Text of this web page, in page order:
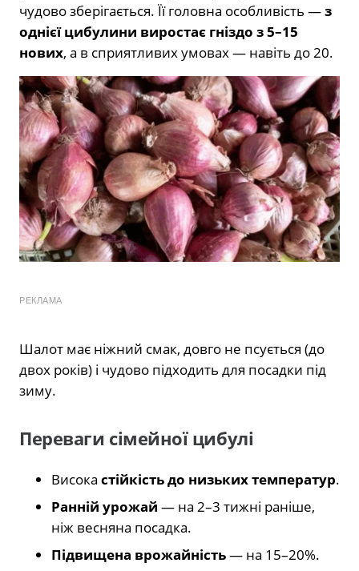
чудово зберігається. Її головна особливість —з
однієї цибулини виростає гніздо з 5–15
нових, а в сприятливих умовах — навіть до 20.
РЕКЛАМА
Шалот має ніжний смак, довго не псується (до
двох років) і чудово підходить для посадки під
зиму.
Переваги сімейної цибулі
Висока стійкість до низьких температур.
Ранній урожай — на 2–3 тижні раніше,
ніж весняна посадка.
Підвищена врожайність— на 15–20%.